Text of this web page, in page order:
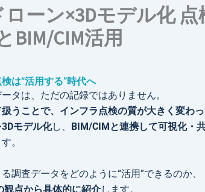
ーン×3Dモデル化 点
BIM/CIM活用
は“活用する”時代へ
タは、ただの記録ではありません。
うことで、インフラ点検の質が大きく変わっ
モデル化し、 BIM/CIMと連携して可視化・
。
調査データをどのように“活用”できるのか、
観点から具体的に紹介します。